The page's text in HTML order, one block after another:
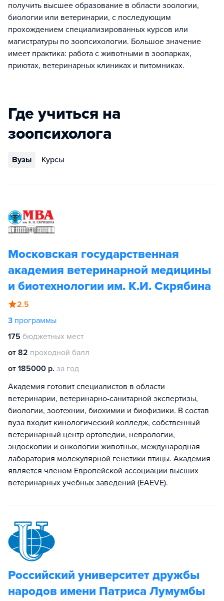
получить высшее образование в области зоологии,
биологии или ветеринарии, с последующим
прохождением специализированных курсов или
магистратуры по зоопсихологии. Большое значение
имеет практика: работа с животными в зоопарках,
приютах, ветеринарных клиниках и питомниках.
Где учиться на
зоопсихолога
Вузы Курсы
Московская государственная
академия ветеринарной медицины
и биотехнологии им. К.И. Скрябина
2.5
3 программы
175 бюджетных мест
от 82 проходной балл
от 185000 р. за год
Академия готовит специалистов в области
ветеринарии, ветеринарно-санитарной экспертизы,
биологии, зоотехнии, биохимии и биофизики. В состав
вуза входит кинологический колледж, собственный
ветеринарный центр ортопедии, неврологии,
эндоскопии и онкологии животных, международная
лаборатория молекулярной генетики птицы. Академия
является членом Европейской ассоциации высших
ветеринарных учебных заведений (EAEVE).
Российский университет дружбы
народов имени Патриса Лумумбы